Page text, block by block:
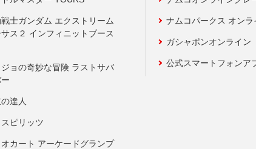
士ガンダム エクストリーム
ス２ インフィニットブース
ョの奇妙な冒険 ラストサバ
達人
ピリッツ
カート アーケードグランプ
ナムコパークス オンラ
ガシャポンオンライン
公式スマートフォンア